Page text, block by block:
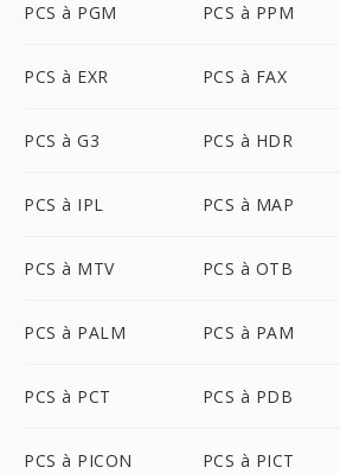
PCS à PGM PCS à PPM
PCS à EXR PCS à FAX
PCS à G3 PCS à HDR
PCS à IPL PCS à MAP
PCS à MTV PCS à OTB
PCS à PALM PCS à PAM
PCS à PCT PCS à PDB
PCS à PICON PCS à PICT